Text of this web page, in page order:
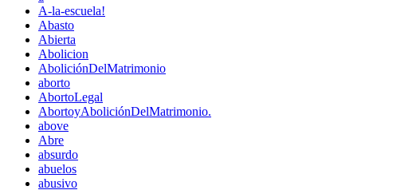
A-la-escuela!
Abasto
Abierta
Abolicion
AboliciónDelMatrimonio
aborto
AbortoLegal
AbortoyAboliciónDelMatrimonio.
above
Abre
absurdo
abuelos
abusivo